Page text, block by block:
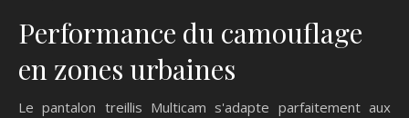
Performance du camouflage
en zones urbaines
Le pantalon treillis Multicam s'adapte parfaitement aux